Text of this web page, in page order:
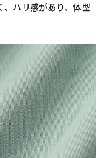
ハリ感があり、体型